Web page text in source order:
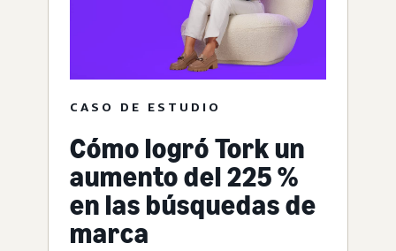
CASO DE ESTUDIO
Cómo logró Tork un
aumento del 225 %
en las búsquedas de
marca